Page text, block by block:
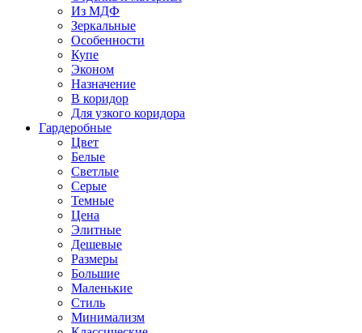
Из МДФ
Зеркальные
Особенности
Купе
Эконом
Назначение
В коридор
Для узкого коридора
Гардеробные
Цвет
Белые
Светлые
Серые
Темные
Цена
Элитные
Дешевые
Размеры
Большие
Маленькие
Стиль
Минимализм